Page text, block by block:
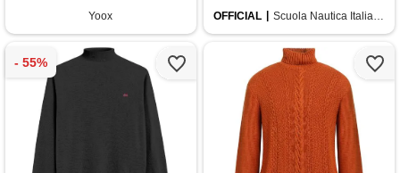
Yoox
OFFICIAL
Scuola Nautica Italiana